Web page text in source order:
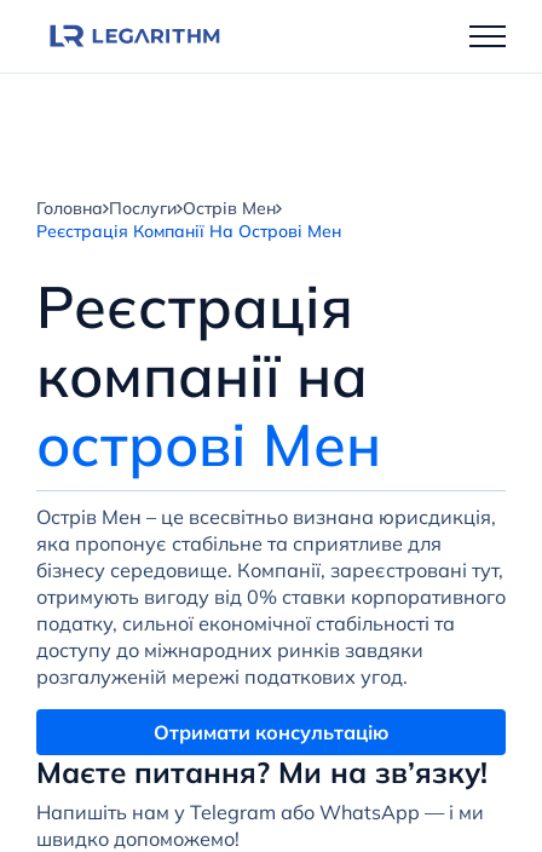
Головна Послуги Острів Мен
Реєстрація Компанії На Острові Мен
Реєстрація
компанії на
острові Мен
Маєте питання? Ми на зв’язку!
Напишіть нам у Telegram або WhatsApp — і ми
швидко допоможемо!
Острів Мен – це всесвітньо визнана юрисдикція,
яка пропонує стабільне та сприятливе для
бізнесу середовище. Компанії, зареєстровані тут,
отримують вигоду від 0% ставки корпоративного
податку, сильної економічної стабільності та
доступу до міжнародних ринків завдяки
розгалуженій мережі податкових угод.
Отримати консультацію